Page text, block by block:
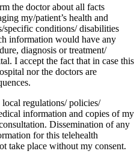
the doctor about all facts
my/patient’s health and
specific conditions/ disabilities
information would have any
diagnosis or treatment/
I accept the fact that in case this
nor the doctors are
regulations/ policies/
information and copies of my
Dissemination of any
for this telehealth
take place without my consent.